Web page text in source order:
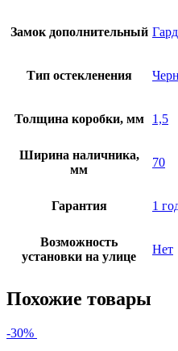
Замок дополнительный
Тип остекленения
Толщина коробки, мм 1,5
Ширина наличника,
мм
70
Гарантия 1
Возможность
установки на улице
Нет
Похожие товары
-30%